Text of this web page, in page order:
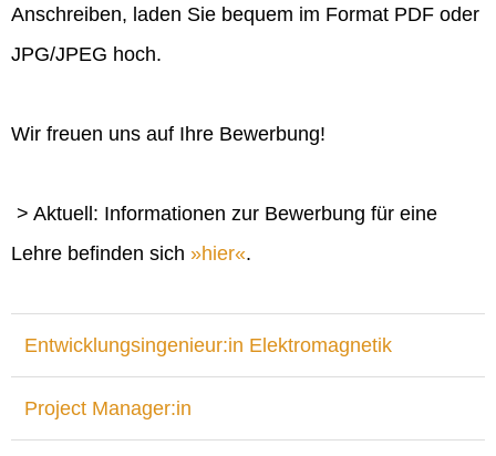
Anschreiben, laden Sie bequem im Format PDF oder
JPG/JPEG hoch.
Wir freuen uns auf Ihre Bewerbung!
> Aktuell: Informationen zur Bewerbung für eine
Lehre befinden sich
hier .
Entwicklungsingenieur:in Elektromagnetik
Project Manager:in